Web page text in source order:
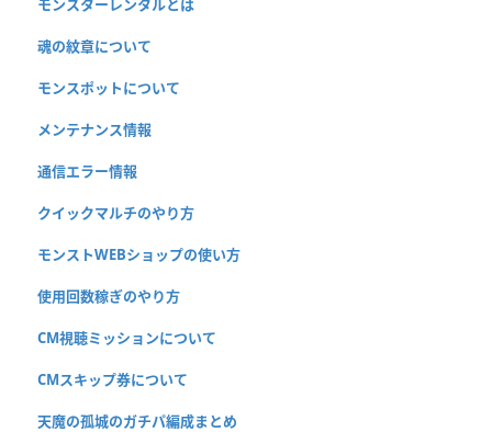
魂の紋章について
モンスポットについて
メンテナンス情報
通信エラー情報
クイックマルチのやり方
モンストWEBショップの使い方
使用回数稼ぎのやり方
CM視聴ミッションについて
CMスキップ券について
天魔の孤城のガチパ編成まとめ